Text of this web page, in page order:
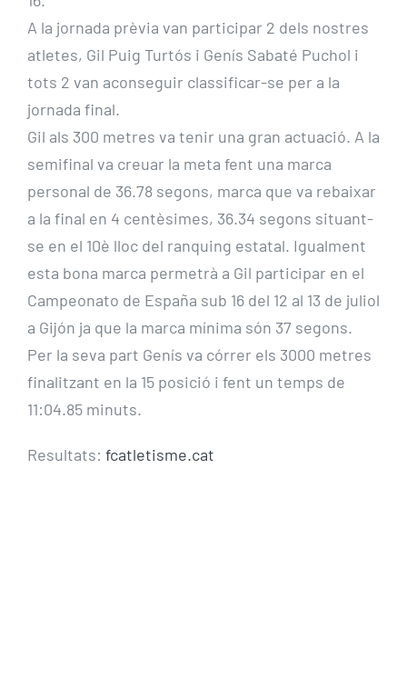
A la jornada prèvia van participar 2 dels nostres
atletes, Gil Puig Turtós i Genís Sabaté Puchol i
tots 2 van aconseguir classificar-se per a la
jornada final.
Gil als 300 metres va tenir una gran actuació. A la
semifinal va creuar la meta fent una marca
personal de 36.78 segons, marca que va rebaixar
a la final en 4 centèsimes, 36.34 segons situant-
se en el 10è lloc del ranquing estatal. Igualment
esta bona marca permetrà a Gil participar en el
Campeonato de España sub 16 del 12 al 13 de juliol
a Gijón ja que la marca mínima són 37 segons.
Per la seva part Genís va córrer els 3000 metres
finalitzant en la 15 posició i fent un temps de
11:04.85 minuts.
Resultats: fcatletisme.cat